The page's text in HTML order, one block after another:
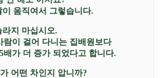
이 움직여서 그렇습니다.
라지 마십시오.
람이 걸어 다니는 집배원보다
5배가 더 증가 되었다고 합니다.
어떤 차인지 압니까?